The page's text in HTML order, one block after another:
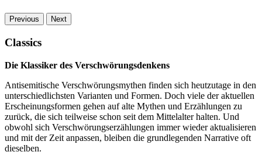
Previous Next
Classics
Die Klassiker des Verschwörungsdenkens
Antisemitische Verschwörungsmythen finden sich heutzutage in den
unterschiedlichsten Varianten und Formen. Doch viele der aktuellen
Erscheinungsformen gehen auf alte Mythen und Erzählungen zu
zurück, die sich teilweise schon seit dem Mittelalter halten. Und
obwohl sich Verschwörungserzählungen immer wieder aktualisieren
und mit der Zeit anpassen, bleiben die grundlegenden Narrative oft
dieselben.